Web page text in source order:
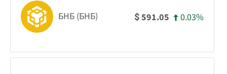
БНБ (БНБ) $591.05 0.03%